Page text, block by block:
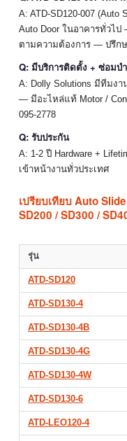
A: ATD-SD120-007
Auto Door ในอาคารทั่วไ
ตามความต้องการ — ปรึก
Q: มีบริการติดตั้ง + ซ่อมบ
A: Dolly Solutions มีทีมง
— มีอะไหล่แท้ Motor /
095-2778
Q: รับประกัน
A: 1-2 ปี Hardware +
เข้าหน้างานทั่วประเทศ
เปรียบเทียบ Auto
SD200 / SD300 /
รุ่น
ATD-SD120
ATD-SD130-4
ATD-SD130-4B
ATD-SD130-4G
ATD-SD130-4W
ATD-SD130-6
ATD-LEO120-4